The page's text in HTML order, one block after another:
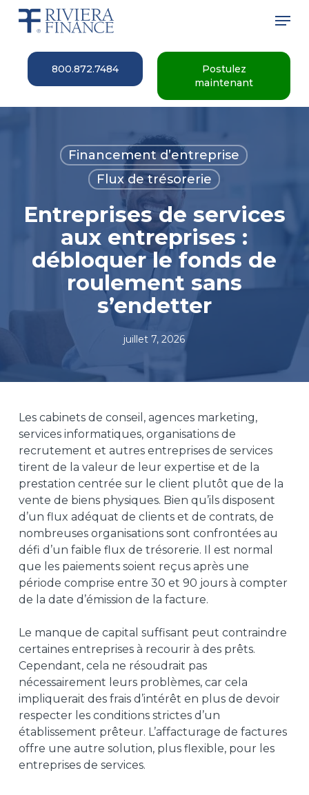
Skip
content
800.872.7484
Postulez
maintenant
Financement d’entreprise
Flux de trésorerie
Entreprises de services
aux entreprises :
débloquer le fonds de
roulement sans
s’endetter
juillet 7, 2026
Les cabinets de conseil, agences marketing,
services informatiques, organisations de
recrutement et autres entreprises de services
tirent de la valeur de leur expertise et de la
prestation centrée sur le client plutôt que de la
vente de biens physiques. Bien qu’ils disposent
d’un flux adéquat de clients et de contrats, de
nombreuses organisations sont confrontées au
défi d’un faible flux de trésorerie. Il est normal
que les paiements soient reçus après une
période comprise entre 30 et 90 jours à compter
de la date d’émission de la facture.
Le manque de capital suffisant peut contraindre
certaines entreprises à recourir à des prêts.
Cependant, cela ne résoudrait pas
nécessairement leurs problèmes, car cela
impliquerait des frais d’intérêt en plus de devoir
respecter les conditions strictes d’un
établissement prêteur. L’affacturage de factures
offre une autre solution, plus flexible, pour les
entreprises de services.
Menu